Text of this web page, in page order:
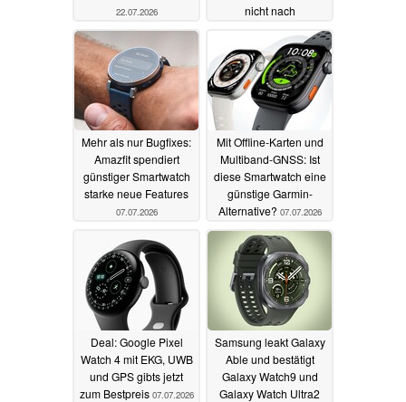
22.07.2026
nicht nach
14.07.2026
Mehr als nur Bugfixes:
Amazfit spendiert
günstiger Smartwatch
starke neue Features
07.07.2026
Mit Offline-Karten und
Multiband-GNSS: Ist
diese Smartwatch eine
günstige Garmin-
Alternative? 07.07.2026
Deal: Google Pixel
Watch 4 mit EKG, UWB
und GPS gibts jetzt
zum Bestpreis 07.07.2026
Samsung leakt Galaxy
Able und bestätigt
Galaxy Watch9 und
Galaxy Watch Ultra2